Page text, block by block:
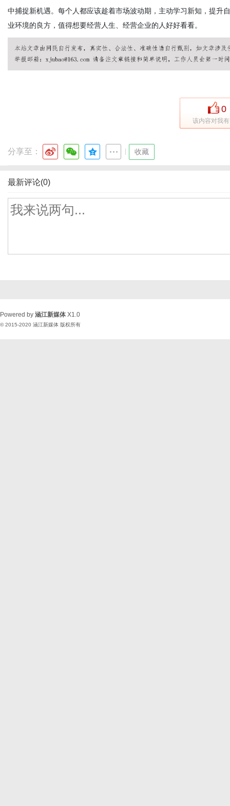
中捕捉新机遇。每个人都应该趁着市场波动期，主动学习新知，提升
业环境的良方，值得想要经营人生、经营企业的人好好看看。
0
该内容对我
分享至： 收藏
最新评论(0)
Powered by 涵江新媒体 X1.0
© 2015-2020 涵江新媒体 版权所有